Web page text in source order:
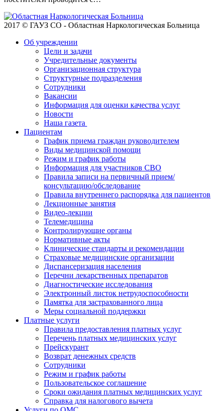
2017 © ГАУЗ СО - Областная Наркологическая Больница
Об учреждении
Цели и задачи
Учредительные документы
Организационная структура
Структурные подразделения
Сотрудники
Вакансии
Информация для оценки качества услуг
Новости
​​Наша газета
Пациентам
График приема граждан руководителем
Виды медицинской помощи
Режим и график работы
Информация для участников СВО
Правила записи на первичный прием/
консультацию/обследование
Правила внутреннего распорядка для пациентов
Лекционные занятия
Видео-лекции
Телемедицина
Контролирующие органы
Нормативные акты
Клинические стандарты и рекомендации
Страховые медицинские организации
Диспансеризация населения
Перечни лекарственных препаратов
Диагностические исследования
Электронный листок нетрудоспособности
Памятка для застрахованного лица
Меры социальной поддержки
Платные услуги
Правила предоставления платных услуг
Перечень платных медицинских услуг
Прейскурант
Возврат денежных средств
Сотрудники
Режим и график работы
Пользовательское соглашение
Сроки ожидания платных медицинских услуг
Справка для налогового вычета